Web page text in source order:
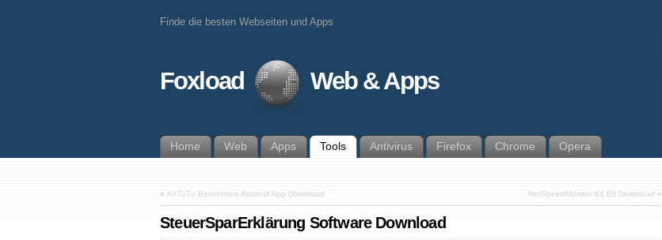
Finde die besten Webseiten und Apps
Foxload Web & Apps
Home Web Apps Tools Antivirus Firefox Chrome Opera
« AnTuTu Benchmark Android App Download NetSpeedMonitor 64 Bit Download »
SteuerSparErklärung Software Download